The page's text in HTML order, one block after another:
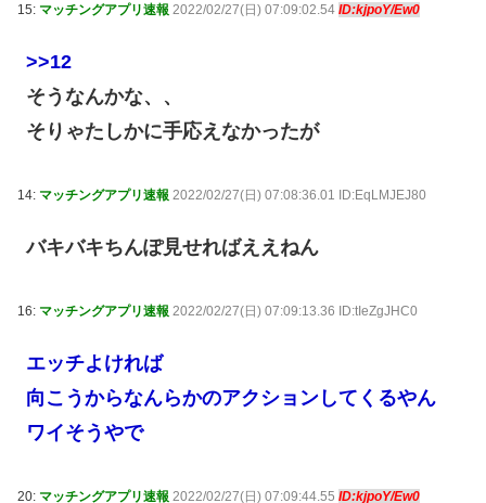
15: マッチングアプリ速報 2022/02/27(日) 07:09:02.54 ID:kjpoY/Ew0
>>12
そうなんかな、、
そりゃたしかに手応えなかったが
14: マッチングアプリ速報 2022/02/27(日) 07:08:36.01 ID:EqLMJEJ80
バキバキちんぽ見せればええねん
16: マッチングアプリ速報 2022/02/27(日) 07:09:13.36 ID:tIeZgJHC0
エッチよければ
向こうからなんらかのアクションしてくるやん
ワイそうやで
20: マッチングアプリ速報 2022/02/27(日) 07:09:44.55 ID:kjpoY/Ew0